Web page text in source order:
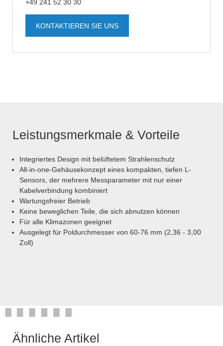
+49 241 52 30 30
KONTAKTIEREN SIE UNS
Leistungsmerkmale & Vorteile
Integriertes Design mit belüftetem Strahlenschutz
All-in-one-Gehäusekonzept eines kompakten, tiefen L-
Sensors, der mehrere Messparameter mit nur einer
Kabelverbindung kombiniert
Wartungsfreier Betrieb
Keine beweglichen Teile, die sich abnutzen können
Für alle Klimazonen geeignet
Ausgelegt für Poldurchmesser von 60-76 mm (2,36 - 3,00
Zoll)
Ähnliche Artikel